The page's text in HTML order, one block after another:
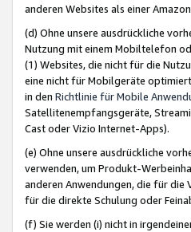
anderen Websites als einer
(d) Ohne unsere ausdrückliche
Nutzung mit einem Mobiltelefon
(1) Websites, die nicht für die
eine nicht für Mobilgeräte
in den Richtlinie für Mobile
Satellitenempfangsgeräte,
Cast oder Vizio Internet-Apps).
(e) Ohne unsere ausdrückliche
verwenden, um Produkt-
anderen Anwendungen, die für
für die direkte Schulung oder
(f) Sie werden (i) nicht in